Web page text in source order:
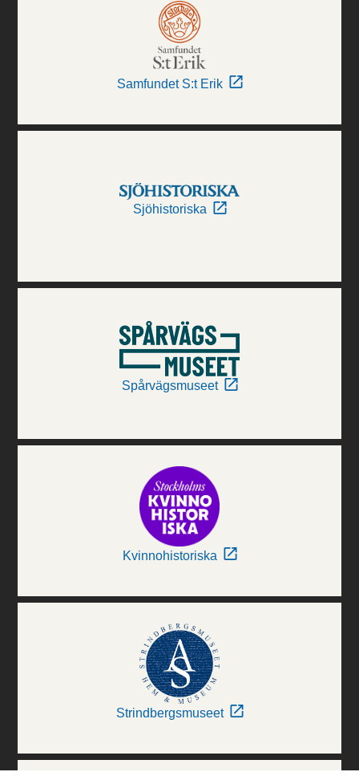
Samfundet S:t Erik
Sjöhistoriska
Spårvägsmuseet
Kvinnohistoriska
Strindbergsmuseet